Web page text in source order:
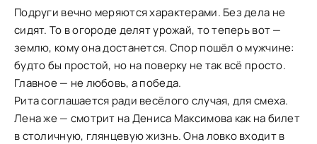
Подруги вечно меряются характерами. Без дела не
сидят. То в огороде делят урожай, то теперь вот —
землю, кому она достанется. Спор пошёл о мужчине:
будто бы простой, но на поверку не так всё просто.
Главное — не любовь, а победа.
Рита соглашается ради весёлого случая, для смеха.
Лена же — смотрит на Дениса Максимова как на билет
в столичную, глянцевую жизнь. Она ловко входит в